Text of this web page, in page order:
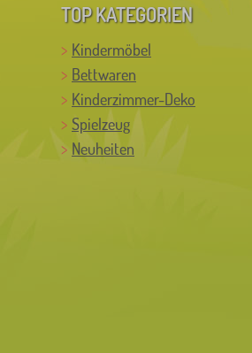
TOP KATEGORIEN
Kindermöbel
Bettwaren
Kinderzimmer-Deko
Spielzeug
Neuheiten